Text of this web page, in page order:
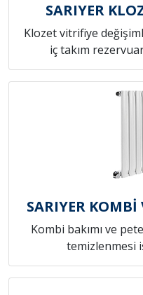
SARIYER
Klozet vitrifiye
iç takım
SARIYER KOMBİ
Kombi bakımı ve
temizlenmesi